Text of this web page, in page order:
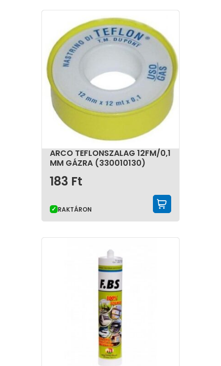
alkalmazható.
A segédanyagok többféle kiszerelésben és
összetételben érhetők el. Ezért a választás során
fontos figyelembe venni a felhasználás célját, az
alkalmazási környezetet és a kapcsolódó szerelési
feladatokat. A megfelelő termék kiválasztása
egyszerűbbé teszi a kivitelezést, valamint hozzájárul a
munkák szakszerű elvégzéséhez.
A minőségi segédanyagok a víz-, gáz- és fűtési
rendszerek kialakításának fontos kiegészítői. Bár
önmagukban nem alkotják a rendszer fő elemeit,
használatuk jelentősen befolyásolhatja a szerelések
tartósságát, megbízhatóságát és megfelelő
ARCO TEFLONSZALAG 12FM/0,1
MM GÁZRA (330010130)
183 Ft
RAKTÁRON